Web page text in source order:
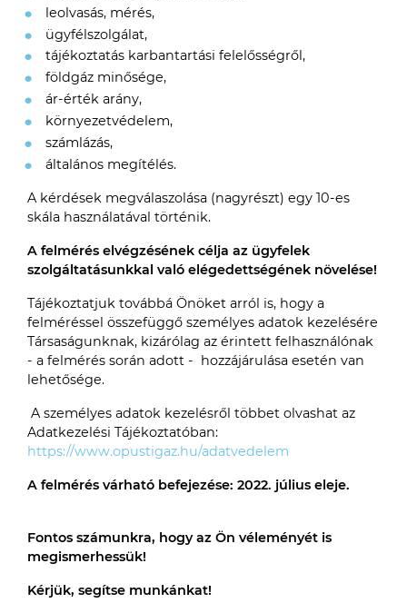
leolvasás, mérés,
ügyfélszolgálat,
tájékoztatás karbantartási felelősségről,
földgáz minősége,
ár-érték arány,
környezetvédelem,
számlázás,
általános megítélés.
A kérdések megválaszolása (nagyrészt) egy 10-es
skála használatával történik.
A felmérés elvégzésének célja az ügyfelek
szolgáltatásunkkal való elégedettségének növelése!
Tájékoztatjuk továbbá Önöket arról is, hogy a
felméréssel összefüggő személyes adatok kezelésére
Társaságunknak, kizárólag az érintett felhasználónak
- a felmérés során adott - hozzájárulása esetén van
lehetősége.
A személyes adatok kezelésről többet olvashat az
Adatkezelési Tájékoztatóban:
https://www.opustigaz.hu/adatvedelem
A felmérés várható befejezése: 2022. július eleje.
Fontos számunkra, hogy az Ön véleményét is
megismerhessük!
Kérjük, segítse munkánkat!